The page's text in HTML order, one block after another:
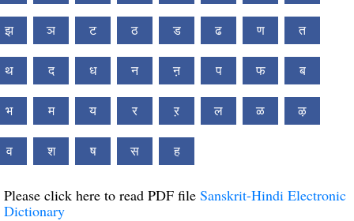
झ ञ ट ठ ड ढ ण त
थ द ध न ऩ प फ ब
भ म य र ऱ ल ळ ऴ
व श ष स ह
Please click here to read PDF file Sanskrit-Hindi Electronic
Dictionary